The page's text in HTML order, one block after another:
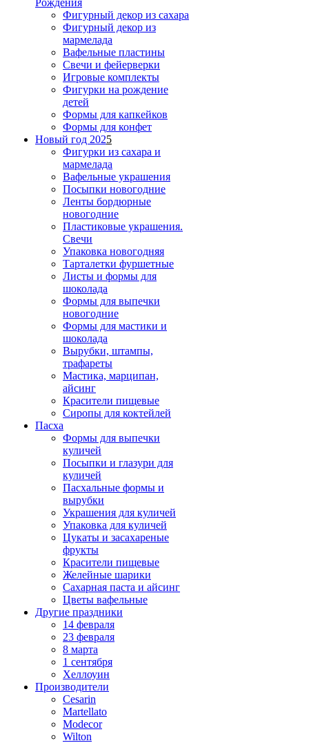
Фигурный декор из сахара
Фигурный декор из
мармелада
Вафельные пластины
Свечи и фейерверки
Игровые комплекты
Фигурки на рождение
детей
Формы для капкейков
Формы для конфет
Новый год 2025
Фигурки из сахара и
мармелада
Вафельные украшения
Посыпки новогодние
Ленты бордюрные
новогодние
Пластиковые украшения.
Свечи
Упаковка новогодняя
Тарталетки фуршетные
Листы и формы для
шоколада
Формы для выпечки
новогодние
Формы для мастики и
шоколада
Вырубки, штампы,
трафареты
Мастика, марципан,
айсинг
Красители пищевые
Сиропы для коктейлей
Пасха
Формы для выпечки
куличей
Посыпки и глазури для
куличей
Пасхальные формы и
вырубки
Украшения для куличей
Упаковка для куличей
Цукаты и засахареные
фрукты
Красители пищевые
Желейные шарики
Сахарная паста и айсинг
Цветы вафельные
Другие праздники
14 февраля
23 февраля
8 марта
1 сентября
Хеллоуин
Производители
Cesarin
Martellato
Modecor
Wilton